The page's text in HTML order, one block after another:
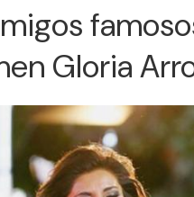
Gloria